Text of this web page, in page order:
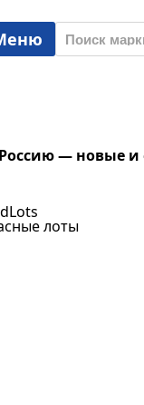
— новые
лоты